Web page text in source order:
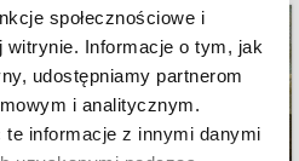
społecznościowe i
Informacje o tym, jak
udostępniamy partnerom
i analitycznym.
te informacje z innymi danymi